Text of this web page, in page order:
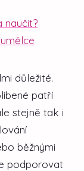
naučit?
důležité.
patří
stejně tak i
běžnými
podporovat